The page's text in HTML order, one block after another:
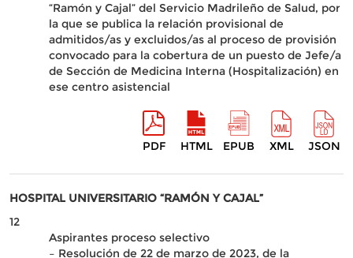
“Ramón y Cajal” del Servicio Madrileño de Salud, por
la que se publica la relación provisional de
admitidos/as y excluidos/as al proceso de provisión
convocado para la cobertura de un puesto de Jefe/a
de Sección de Medicina Interna (Hospitalización) en
ese centro asistencial
PDF HTML EPUB XML JSON
HOSPITAL UNIVERSITARIO “RAMÓN Y CAJAL”
12
Aspirantes proceso selectivo
– Resolución de 22 de marzo de 2023, de la